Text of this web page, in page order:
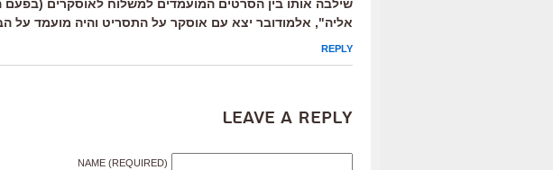
שילבה אותו בין הסרטים המועמדים למשלוח לאוסקרים
אליה", אלמודובר יצא עם אוסקר על התסריט והיה מועמד על
REPLY
Leave a Reply
NAME (REQUIRED)